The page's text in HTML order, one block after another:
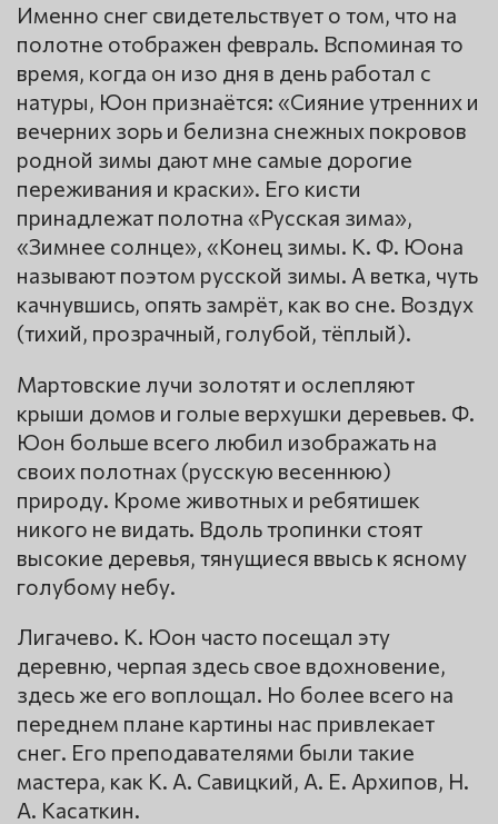
Именно снег свидетельствует о том, что на
полотне отображен февраль. Вспоминая то
время, когда он изо дня в день работал с
натуры, Юон признаётся: «Сияние утренних и
вечерних зорь и белизна снежных покровов
родной зимы дают мне самые дорогие
переживания и краски». Его кисти
принадлежат полотна «Русская зима»,
«Зимнее солнце», «Конец зимы. К. Ф. Юона
называют поэтом русской зимы. А ветка, чуть
качнувшись, опять замрёт, как во сне. Воздух
(тихий, прозрачный, голубой, тёплый).
Мартовские лучи золотят и ослепляют
крыши домов и голые верхушки деревьев. Ф.
Юон больше всего любил изображать на
своих полотнах (русскую весеннюю)
природу. Кроме животных и ребятишек
никого не видать. Вдоль тропинки стоят
высокие деревья, тянущиеся ввысь к ясному
голубому небу.
Лигачево. К. Юон часто посещал эту
деревню, черпая здесь свое вдохновение,
здесь же его воплощал. Но более всего на
переднем плане картины нас привлекает
снег. Его преподавателями были такие
мастера, как К. А. Савицкий, А. Е. Архипов, Н.
А. Касаткин.